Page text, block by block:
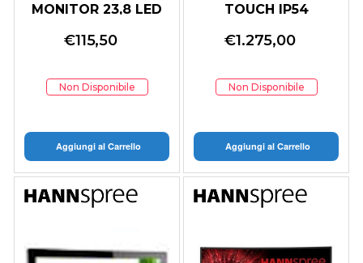
MONITOR 23,8 LED
8MS, VGA/HDMI,
€115,50
Non Disponibile
Aggiungi al Carrello
TOUCH IP54
€1.275,00
Non Disponibile
Aggiungi al Carrello